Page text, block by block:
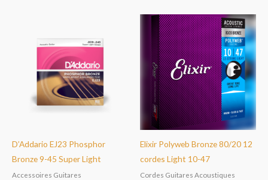
D’Addario EJ23 Phosphor
Bronze 9-45 Super Light
Accessoires Guitares
Elixir Polyweb Bronze 80/20 12
cordes Light 10-47
Cordes Guitares Acoustiques